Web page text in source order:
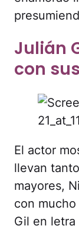
Julián
con
El actor
llevan
mayores,
con
Gil en letra